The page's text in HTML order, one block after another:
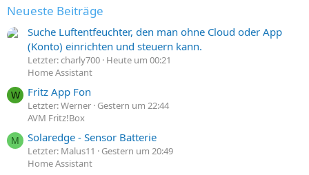
Neueste Beiträge
Suche Luftentfeuchter, den man ohne Cloud oder App
(Konto) einrichten und steuern kann.
Letzter: charly700 Heute um 00:21
Home Assistant
W Fritz App Fon
Letzter: Werner Gestern um 22:44
AVM Fritz!Box
M Solaredge - Sensor Batterie
Letzter: Malus11
Gestern um 20:49
Home Assistant